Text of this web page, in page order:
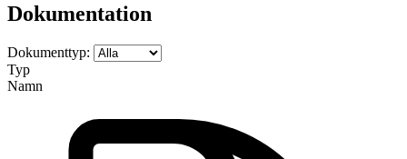
Dokumentation
Dokumenttyp:
Typ
Namn